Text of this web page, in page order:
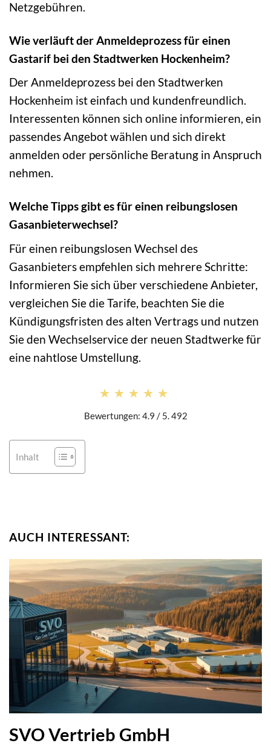
Netzgebühren.
Wie verläuft der Anmeldeprozess für einen
Gastarif bei den Stadtwerken Hockenheim?
Der Anmeldeprozess bei den Stadtwerken
Hockenheim ist einfach und kundenfreundlich.
Interessenten können sich online informieren, ein
passendes Angebot wählen und sich direkt
anmelden oder persönliche Beratung in Anspruch
nehmen.
Welche Tipps gibt es für einen reibungslosen
Gasanbieterwechsel?
Für einen reibungslosen Wechsel des
Gasanbieters empfehlen sich mehrere Schritte:
Informieren Sie sich über verschiedene Anbieter,
vergleichen Sie die Tarife, beachten Sie die
Kündigungsfristen des alten Vertrags und nutzen
Sie den Wechselservice der neuen Stadtwerke für
eine nahtlose Umstellung.
★★★★★
★★★★★
Bewertungen: 4.9 / 5. 492
Inhalt
AUCH INTERESSANT:
SVO Vertrieb GmbH